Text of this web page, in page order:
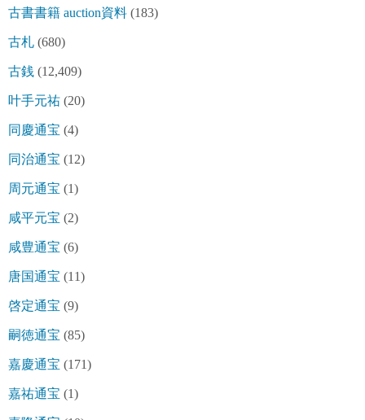
古書書籍 auction資料 (183)
古札 (680)
古銭 (12,409)
叶手元祐 (20)
同慶通宝 (4)
同治通宝 (12)
周元通宝 (1)
咸平元宝 (2)
咸豊通宝 (6)
唐国通宝 (11)
啓定通宝 (9)
嗣徳通宝 (85)
嘉慶通宝 (171)
嘉祐通宝 (1)